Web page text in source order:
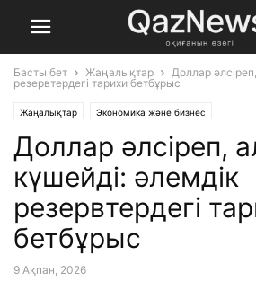
Басты бет Жаңалықтар
Доллар
резервтердегі тарихи бетбұрыс
Жаңалықтар Экономика және бизнес
Доллар әлсіреп,
күшейді: әлемдік
резервтердегі
бетбұрыс
9 Ақпан, 2026